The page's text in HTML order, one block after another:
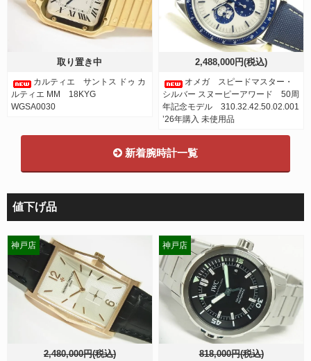
取り置き中
カルティエ サントス ドゥ カ
ルティエ MM 18KYG
WGSA0030
2,488,000円(税込)
オメガ スピードマスター・
シルバー スヌーピーアワード 50周
年記念モデル 310.32.42.50.02.001
’26年購入 未使用品
新着腕時計一覧
値下げ品
2,480,000円(税込)
神戸店
818,000円(税込)
神戸店